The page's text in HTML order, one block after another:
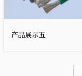
产品展示五